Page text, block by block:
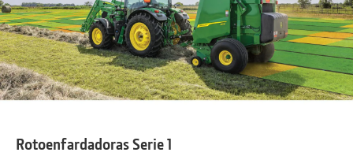
Rotoenfardadoras Serie 1